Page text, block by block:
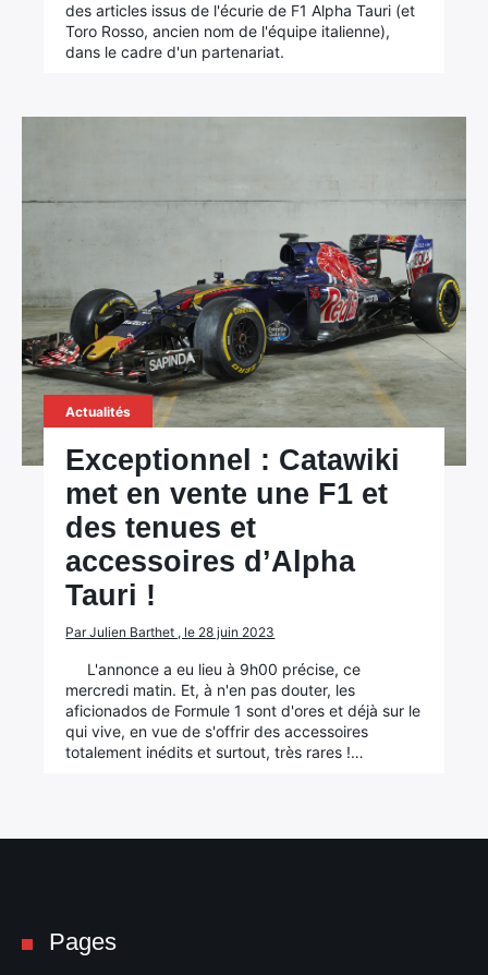
des articles issus de l'écurie de F1 Alpha Tauri (et
Toro Rosso, ancien nom de l'équipe italienne),
dans le cadre d'un partenariat.
Actualités
Exceptionnel : Catawiki
met en vente une F1 et
des tenues et
accessoires d’Alpha
Tauri !
Par Julien Barthet , le 28 juin 2023
L'annonce a eu lieu à 9h00 précise, ce
mercredi matin. Et, à n'en pas douter, les
aficionados de Formule 1 sont d'ores et déjà sur le
qui vive, en vue de s'offrir des accessoires
totalement inédits et surtout, très rares !…
Pages
×
Rechercher
: